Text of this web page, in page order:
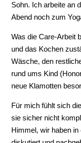
Sohn. Ich arbeite an
Abend noch zum
Was die Care-Arbeit
und das Kochen
Wäsche, den
rund ums Kind
neue Klamotten
Für mich fühlt sich
sie sicher nicht
Himmel, wir haben